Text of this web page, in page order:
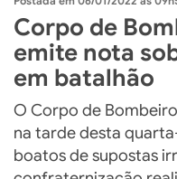
Corpo de
emite nota
em batalhão
O Corpo de
na tarde desta
boatos de supostas